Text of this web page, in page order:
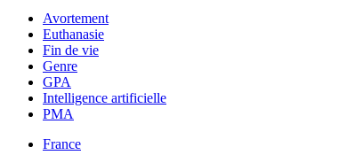
Avortement
Euthanasie
Fin de vie
Genre
GPA
Intelligence artificielle
PMA
France